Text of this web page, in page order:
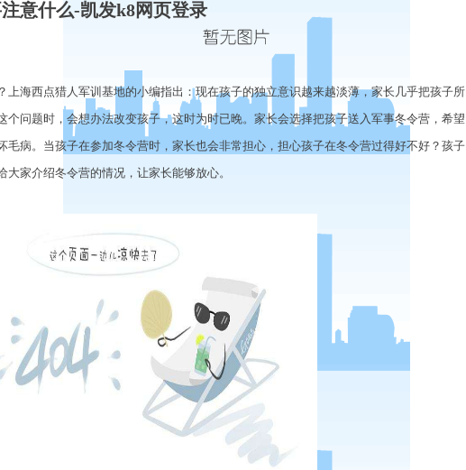
意什么-凯发k8网页登录
？上海西点猎人军训基地的小编指出：现在孩子的独立意识越来越淡薄，家长几乎把孩子所
个问题时，会想办法改变孩子，这时为时已晚。家长会选择把孩子送入军事冬令营，希望
毛病。当孩子在参加冬令营时，家长也会非常担心，担心孩子在冬令营过得好不好？孩子
家介绍冬令营的情况，让家长能够放心。